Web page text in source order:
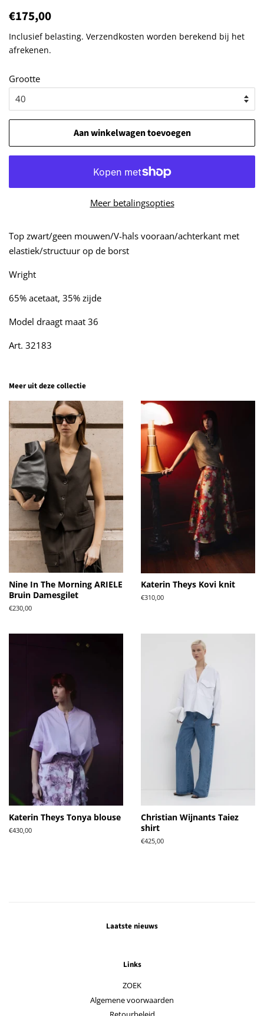
Normale
€175,00
Inclusief belasting. Verzendkosten worden berekend bij het
afrekenen.
Grootte
Aan winkelwagen toevoegen
Meer betalingsopties
Top zwart/geen mouwen/V-hals vooraan/achterkant met
elastiek/structuur op de borst
Wright
65% acetaat, 35% zijde
Model draagt maat 36
Art. 32183
Meer uit deze collectie
Nine In The Morning ARIELE
Bruin Damesgilet
Normale
€230,00
Katerin Theys Kovi knit
Normale
€310,00
Katerin Theys Tonya blouse
Normale
€430,00
Christian Wijnants Taiez
shirt
Normale
€425,00
Laatste nieuws
Links
ZOEK
Algemene voorwaarden